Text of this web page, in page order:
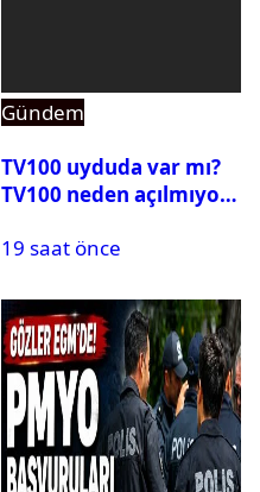
Gündem
TV100 uyduda var mı?
TV100 neden açılmıyor?
19 saat önce